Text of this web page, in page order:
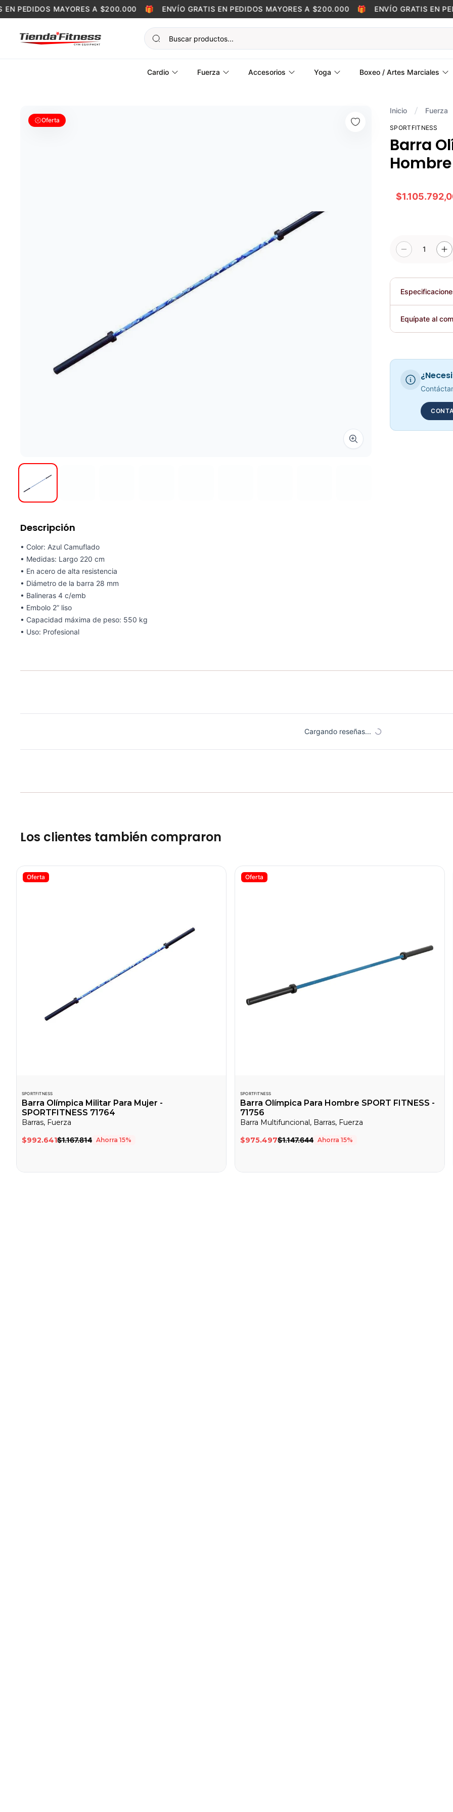
Skip to content
PEDIDOS MAYORES A $200.000 🎁 ENVÍO GRATIS EN PEDIDOS MAYORES A $200.000 🎁 ENVÍO GRATIS EN
Cardio Fuerza Accesorios Yoga Boxeo / Artes Marciales
Oferta
Zoom image
Descripción
• Color: Azul Camuflado
• Medidas: Largo 220 cm
• En acero de alta resistencia
• Diámetro de la barra 28 mm
• Balineras 4 c/emb
• Embolo 2” liso
• Capacidad máxima de peso: 550 kg
• Uso: Profesional
Inicio Fuerza
SPORTFITNESS
Barra
Hombre
1
Plegable
Equípate al
Cargando reseñas...
Los clientes también compraron
Barra Olímpica Militar Para Mujer - SPORTFITNESS 71764
Oferta
SPORTFITNESS
Barra Olímpica Militar Para Mujer -
SPORTFITNESS 71764
Barras, Fuerza
$992.641$1.167.814 Ahorra 15%
Barra Olímpica Para Hombre SPORT FITNESS - 71756
Oferta
SPORTFITNESS
Barra Olímpica Para Hombre SPORT FITNESS -
71756
Barra Multifuncional, Barras, Fuerza
$975.497$1.147.644 Ahorra 15%